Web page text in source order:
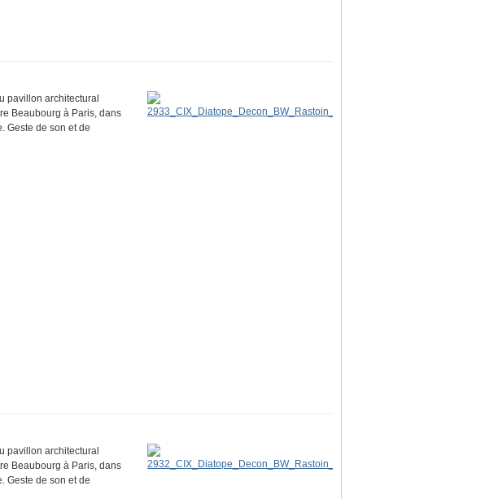
pavillon architectural
Beaubourg à Paris, dans
Geste de son et de
pavillon architectural
Beaubourg à Paris, dans
Geste de son et de